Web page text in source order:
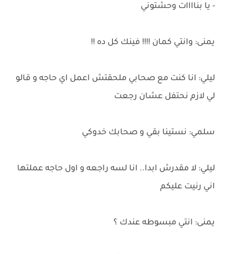
- يا بناااات وحشتوني
يمنى: وانتي كمان !!!! فينك كل ده !!
ليلي: انا كنت مع صحابي ملحقتش اعمل اي حاجه و قالو
لي لازم نحتفل عشان رجعت
سلمي: نستينا بقي و صحابك خدوكي
ليلي: لا مقدرش ابدا.. انا لسه راجعه و اول حاجه عملتها
اني رنيت عليكم
يمنى: انتي مبسوطه عندك ؟